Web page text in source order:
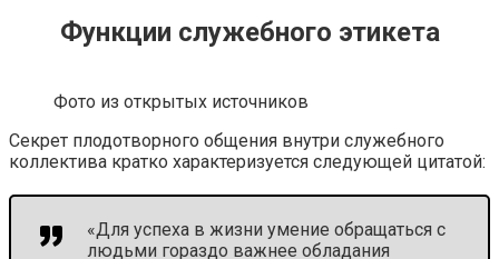
Функции служебного этикета
Фото из открытых источников
Секрет плодотворного общения внутри служебного
коллектива кратко характеризуется следующей цитатой:
«Для успеха в жизни умение обращаться с
людьми гораздо важнее обладания